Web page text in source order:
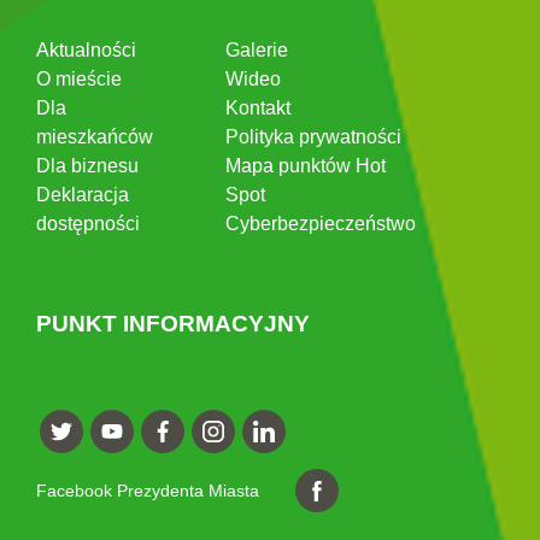
Aktualności
O mieście
Dla
mieszkańców
Dla biznesu
Deklaracja
dostępności
Galerie
Wideo
Kontakt
Polityka prywatności
Mapa punktów Hot
Spot
Cyberbezpieczeństwo
PUNKT INFORMACYJNY
Facebook Prezydenta Miasta